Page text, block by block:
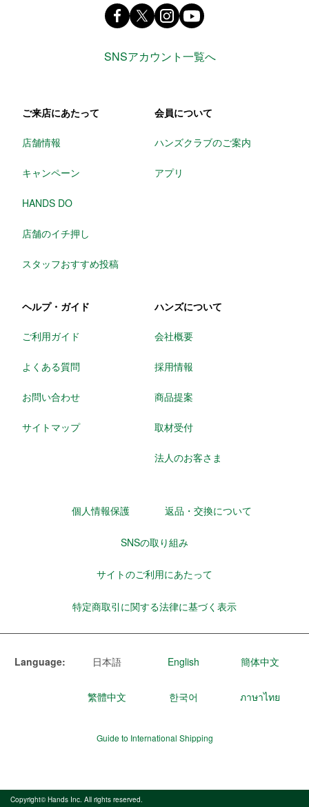
Facebook ハンズ公式ファンページ
X(旧 twitter) @Hands_official_
instagram
SNSアカウント一覧へ
ご来店にあたって
店舗情報
キャンペーン
HANDS DO
店舗のイチ押し
スタッフおすすめ投稿
会員について
ハンズクラブのご案内
アプリ
ヘルプ・ガイド
ご利用ガイド
よくある質問
お問い合わせ
サイトマップ
ハンズについて
会社概要
採用情報
商品提案
取材受付
法人のお客さま
個人情報保護 返品・交換について
SNSの取り組み
サイトのご利用にあたって
特定商取引に関する法律に基づく表示
Language: 日本語 English 簡体中文
繁體中文 한국어 ภาษาไทย
Guide to International Shipping
Copyright© Hands Inc. All rights reserved.